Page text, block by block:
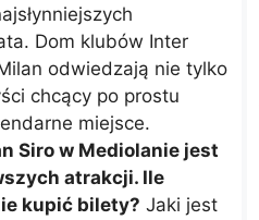
Dom klubów Inter
odwiedzają nie tylko
chcący po prostu
miejsce.
Siro w Mediolanie jest
atrakcji. Ile
kupić bilety? Jaki jest